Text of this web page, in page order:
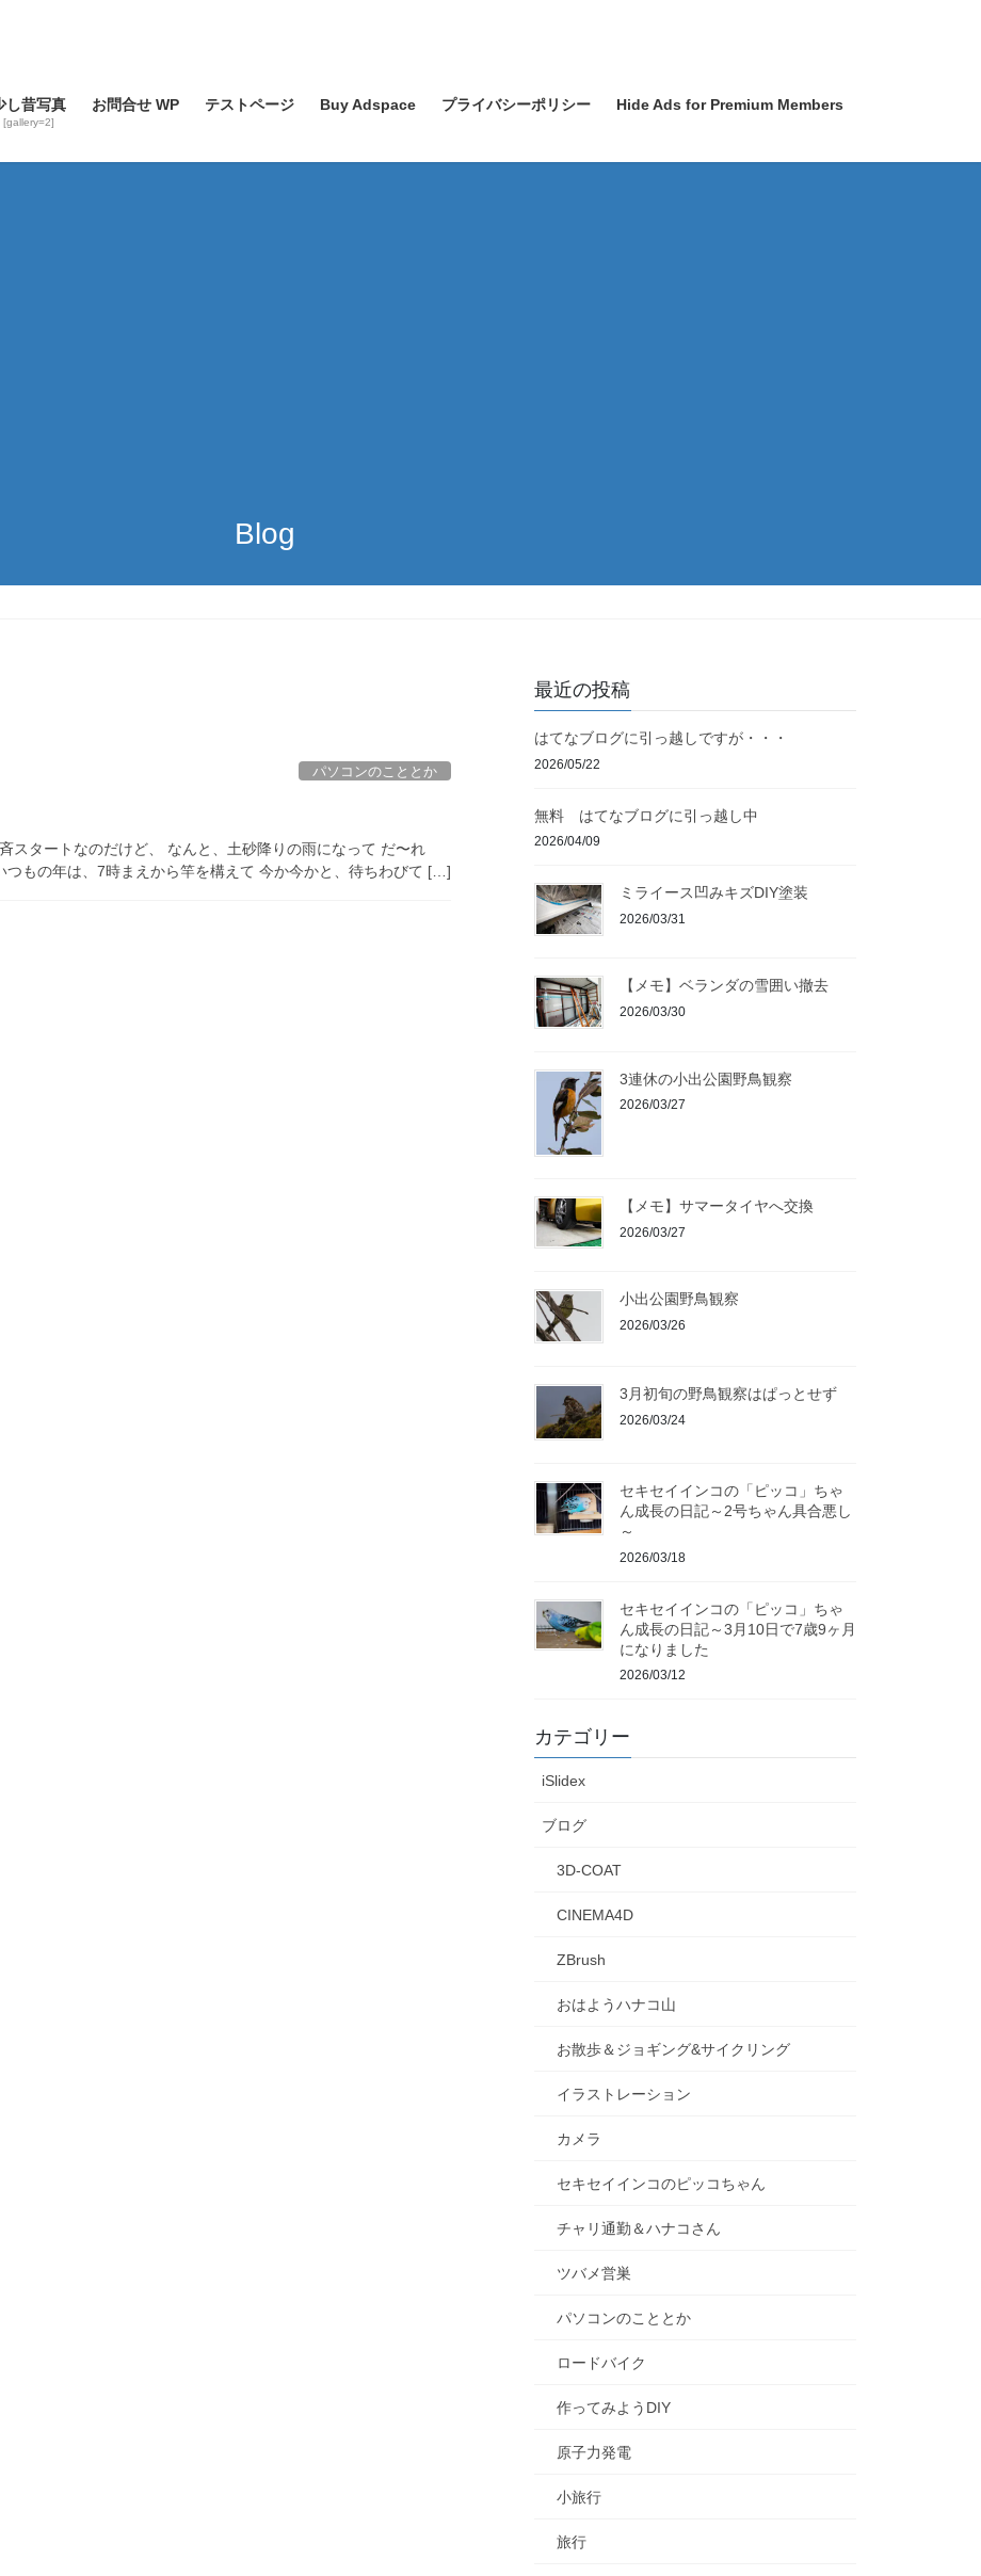
し昔写真
[gallery=2]
お問合せ WP テストページ Buy Adspace プライバシーポリシー Hide Ads for Premium Members
Blog
パソコンのこととか
スタートなのだけど、 なんと、土砂降りの雨になって だ〜れ
もの年は、7時まえから竿を構えて 今か今かと、待ちわびて […]
最近の投稿
はてなブログに引っ越しですが・・・
2026/05/22
無料 はてなブログに引っ越し中
2026/04/09
ミライース凹みキズDIY塗装
2026/03/31
【メモ】ベランダの雪囲い撤去
2026/03/30
3連休の小出公園野鳥観察
2026/03/27
【メモ】サマータイヤへ交換
2026/03/27
小出公園野鳥観察
2026/03/26
3月初旬の野鳥観察はぱっとせず
2026/03/24
セキセイインコの「ピッコ」ちゃ
ん成長の日記～2号ちゃん具合悪し
～
2026/03/18
セキセイインコの「ピッコ」ちゃ
ん成長の日記～3月10日で7歳9ヶ月
になりました
2026/03/12
カテゴリー
iSlidex
ブログ
3D-COAT
CINEMA4D
ZBrush
おはようハナコ山
お散歩＆ジョギング&サイクリング
イラストレーション
カメラ
セキセイインコのピッコちゃん
チャリ通勤＆ハナコさん
ツバメ営巣
パソコンのこととか
ロードバイク
作ってみようDIY
原子力発電
小旅行
旅行